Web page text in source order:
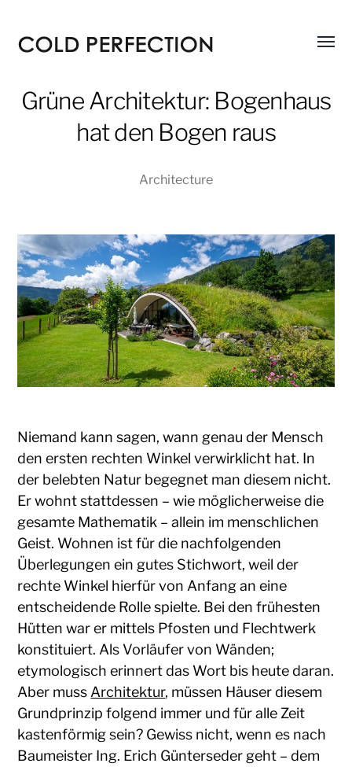
PERFECTION
Menü
Grüne Architektur: Bogenhaus
hat den Bogen raus
Architecture
Niemand kann sagen, wann genau der Mensch
den ersten rechten Winkel verwirklicht hat. In
der belebten Natur begegnet man diesem nicht.
Er wohnt stattdessen – wie möglicherweise die
gesamte Mathematik – allein im menschlichen
Geist. Wohnen ist für die nachfolgenden
Überlegungen ein gutes Stichwort, weil der
rechte Winkel hierfür von Anfang an eine
entscheidende Rolle spielte. Bei den frühesten
Hütten war er mittels Pfosten und Flechtwerk
konstituiert. Als Vorläufer von Wänden;
etymologisch erinnert das Wort bis heute daran.
Aber muss Architektur, müssen Häuser diesem
Grundprinzip folgend immer und für alle Zeit
kastenförmig sein? Gewiss nicht, wenn es nach
Baumeister Ing. Erich Günterseder geht – dem